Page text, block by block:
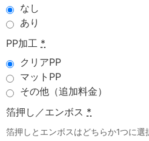
なし
あり
PP加工 *
クリアPP
マットPP
その他（追加料金）
箔押し／エンボス *
箔押しとエンボスはどちらか1つに選